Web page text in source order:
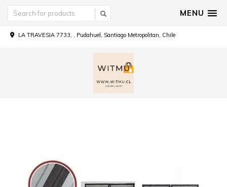
MENU
LA TRAVESIA 7733, , Pudahuel, Santiago Metropolitan, Chile